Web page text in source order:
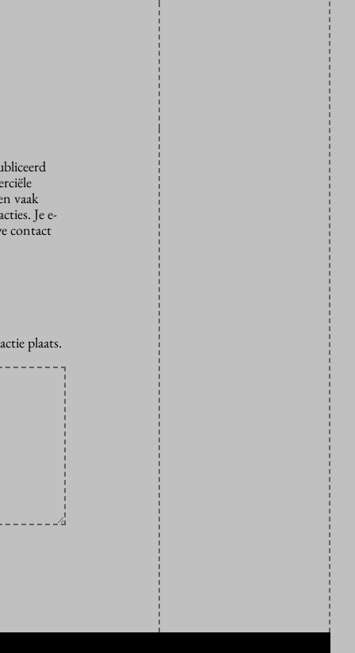
vaak
Je e-
contact
plaats.